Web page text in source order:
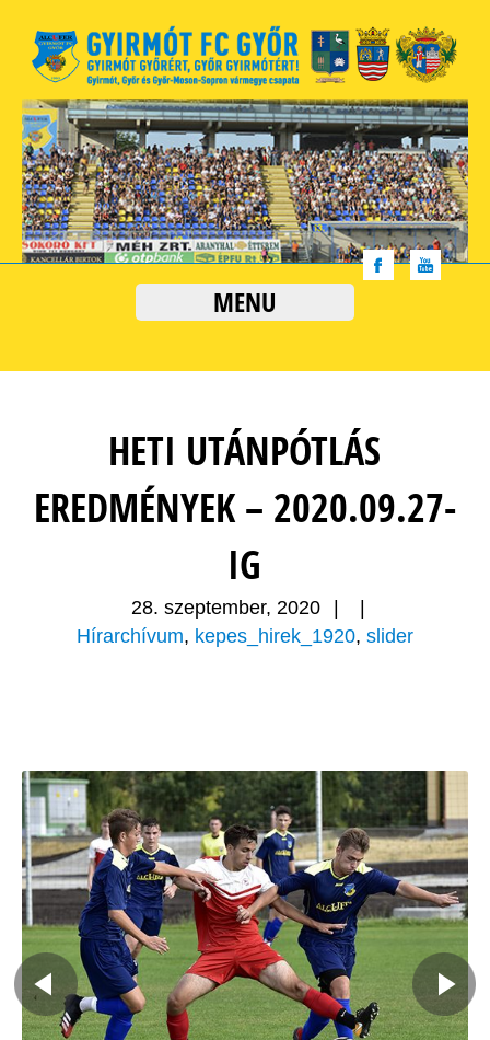
MENU
HETI UTÁNPÓTLÁS
EREDMÉNYEK – 2020.09.27-
IG
28. szeptember, 2020
Hírarchívum, kepes_hirek_1920, slider